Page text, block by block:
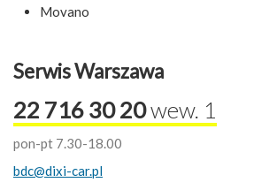
Movano
Serwis Warszawa
22 716 30 20wew. 1
pon-pt 7.30-18.00
bdc@dixi-car.pl